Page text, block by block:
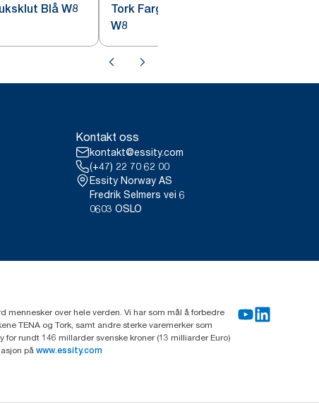
Blå W8
Tork Farget Allbruksklut Grønn
W8
Kontakt oss
kontakt@essity.com
(+47) 22 70 62 00
Essity Norway AS
Fredrik Selmers vei 6
0603 OSLO
over hele verden. Vi har som mål å forbedre
TENA og Tork, samt andre sterke varemerker som
rundt 146 millarder svenske kroner (13 milliarder Euro)
på www.essity.com